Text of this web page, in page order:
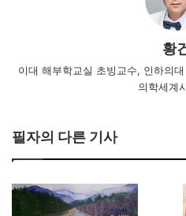
황
이대 해부학교실 초빙교수, 인하의
의학세계
필자의 다른 기사